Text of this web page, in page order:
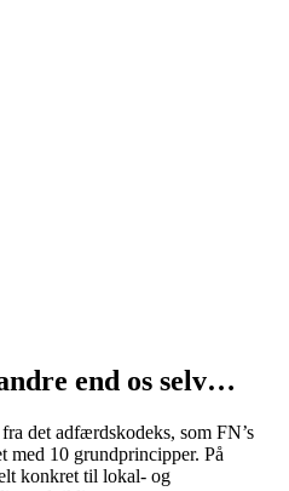
end os selv…
det adfærdskodeks, som FN’s
med 10 grundprincipper. På
konkret til lokal- og